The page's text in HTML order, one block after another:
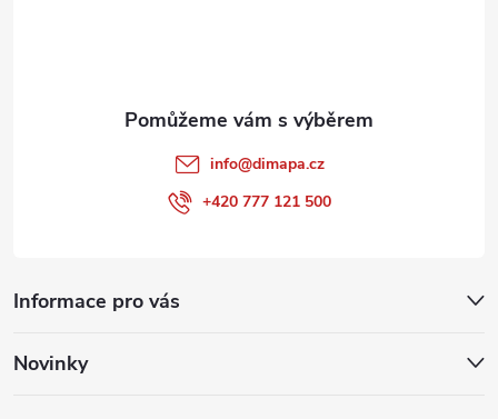
Informace pro vás
Novinky
info@dimapa.cz
+420 777 121 500